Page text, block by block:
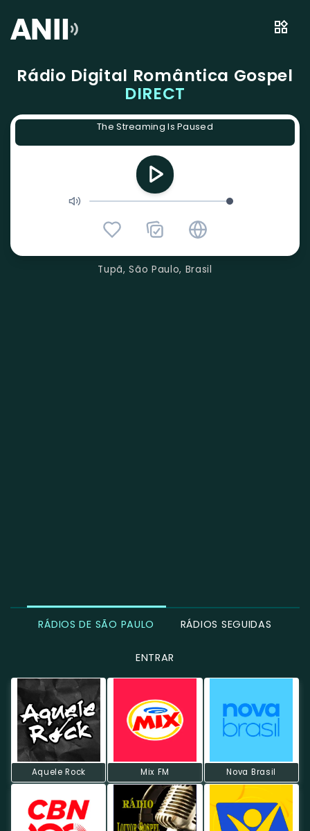
Rádio Digital Romântica Gospel
DIRECT
The Streaming Is Paused
Tupã, São Paulo, Brasil
RÁDIOS DE SÃO PAULO RÁDIOS SEGUIDAS
ENTRAR
Aquele Rock Mix FM Nova Brasil